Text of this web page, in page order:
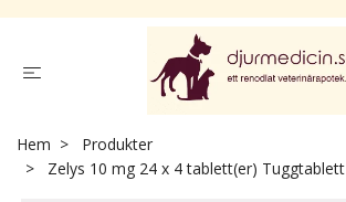
Hem
Produkter
Zelys 10 mg 24 x 4 tablett(er) Tuggtablett